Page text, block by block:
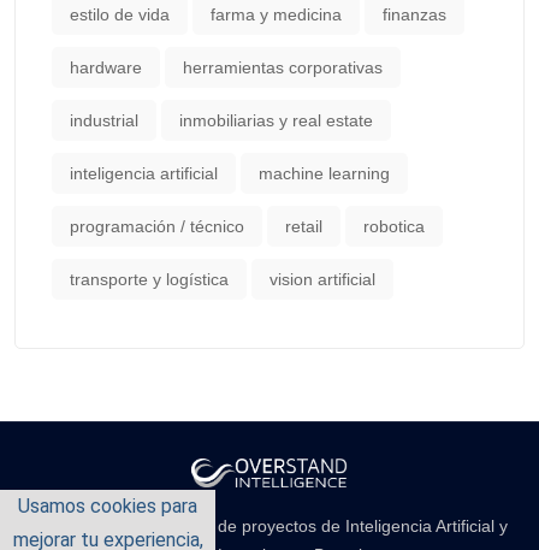
Usamos cookies para
mejorar tu experiencia,
estilo de vida farma y medicina finanzas
hardware herramientas corporativas
industrial inmobiliarias y real estate
inteligencia artificial machine learning
programación / técnico retail robotica
transporte y logística vision artificial
Empresa de consultoría de proyectos de Inteligencia Artificial y